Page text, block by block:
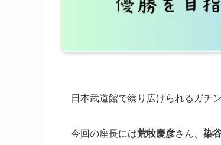
日本武道館で繰り広げられるガチ
今回の座長には荒牧慶彦さん、 染